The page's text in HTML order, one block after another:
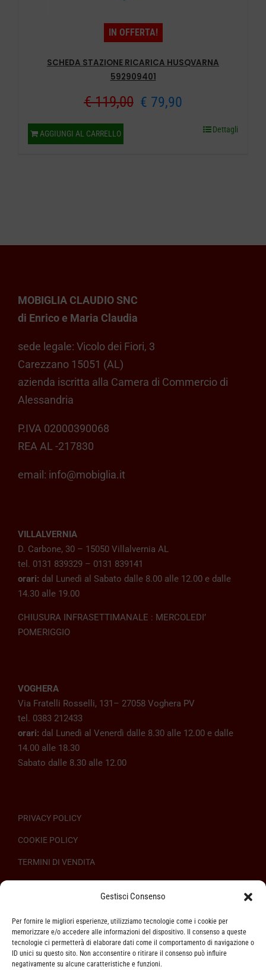
Gestisci Consenso
Per fornire le migliori esperienze, utilizziamo tecnologie come i cookie per
memorizzare e/o accedere alle informazioni del dispositivo. Il consenso a queste
tecnologie ci permetterà di elaborare dati come il comportamento di navigazione o
ID unici su questo sito. Non acconsentire o ritirare il consenso può influire
negativamente su alcune caratteristiche e funzioni.
IN OFFERTA!
SCHEDA STAZIONE RICARICA HUSQVARNA
592909401
€119,00 Il
€ 79,90Il
prezzo
AGGIUNGI AL CARRELLO Dettagli
MOBIGLIA CLAUDIO SNC
di Enrico e Maria Claudia
sede legale: Vicolo dei Fiori, 3
Carezzano 15051 (AL)
azienda iscritta alla Camera di Commercio di
Alessandria
P.IVA 02000390068
REA AL -217830
email: info@mobiglia.it
VILLALVERNIA
D. Carbone, 30 – 15050 Villalvernia AL
tel. 0131 839329 – 0131 839141
orari: dal Lunedì al Sabato dalle 8.00 alle 12.00 e dalle
14.30 alle 19.00
CHIUSURA INFRASETTIMANALE : MERCOLEDI’
POMERIGGIO
VOGHERA
Via Fratelli Rosselli, 131– 27058 Voghera PV
tel. 0383 212433
orari: dal Lunedì al Venerdì dalle 8.30 alle 12.00 e dalle
14.00 alle 18.30
Sabato dalle 8.30 alle 12.00
PRIVACY POLICY
COOKIE POLICY
TERMINI DI VENDITA
ASSISTENZA CLIENTI